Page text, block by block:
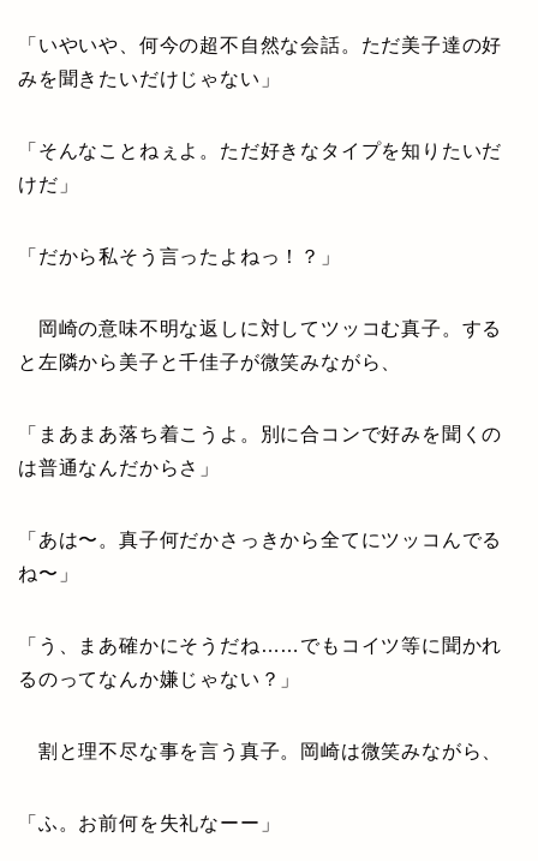
「いやいや、何今の超不自然な会話。ただ美子達の好
みを聞きたいだけじゃない」
「そんなことねぇよ。ただ好きなタイプを知りたいだ
けだ」
「だから私そう言ったよねっ！？」
岡崎の意味不明な返しに対してツッコむ真子。する
と左隣から美子と千佳子が微笑みながら、
「まあまあ落ち着こうよ。別に合コンで好みを聞くの
は普通なんだからさ」
「あは〜。真子何だかさっきから全てにツッコんでる
ね〜」
「う、まあ確かにそうだね……でもコイツ等に聞かれ
るのってなんか嫌じゃない？」
割と理不尽な事を言う真子。岡崎は微笑みながら、
「ふ。お前何を失礼なーー」